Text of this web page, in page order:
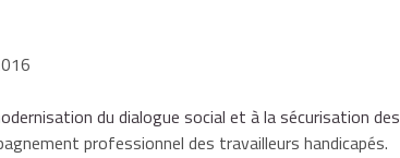
du dialogue social et à la sécurisation des
professionnel des travailleurs handicapés.